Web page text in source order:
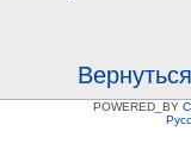
POWERED_BY